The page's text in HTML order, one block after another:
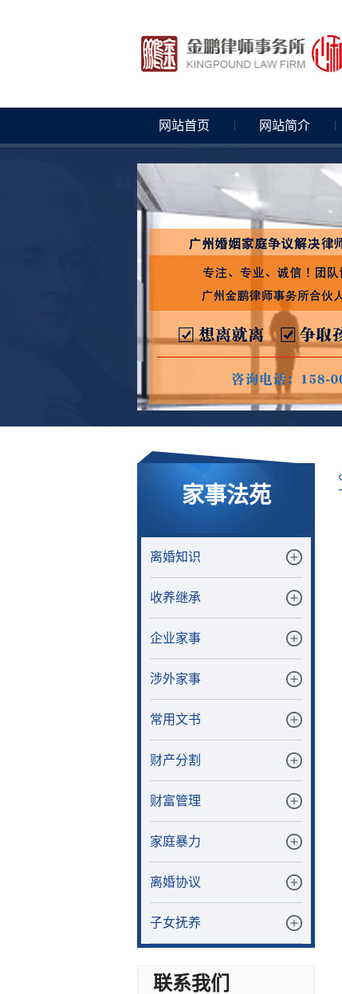
网站首页 网站简介
家事法苑
离婚知识
收养继承
企业家事
涉外家事
常用文书
财产分割
财富管理
家庭暴力
离婚协议
子女抚养
联系我们